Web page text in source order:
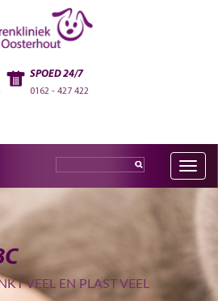
SPOED 24/7
0162 - 427 422
Toggle
VEEL EN PLAST VEEL